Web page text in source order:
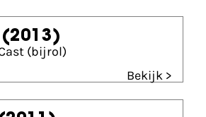
(2013)
(bijrol)
Bekijk >